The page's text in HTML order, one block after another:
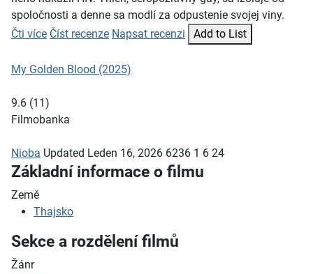
spoločnosti a denne sa modlí za odpustenie svojej viny.
Čti více Číst recenze Napsat recenzi Add to List
My Golden Blood (2025)
9.6 (11)
Filmobanka
Nioba Updated Leden 16, 2026 6236 1 6 24
Základní informace o filmu
Země
Thajsko
Sekce a rozdělení filmů
Žánr